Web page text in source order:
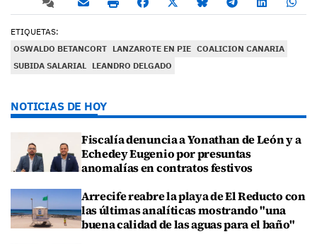
ETIQUETAS:
OSWALDO BETANCORT LANZAROTE EN PIE COALICION CANARIA
SUBIDA SALARIAL
LEANDRO DELGADO
NOTICIAS DE HOY
Fiscalía denuncia a Yonathan de León y a
Echedey Eugenio por presuntas
anomalías en contratos festivos
Arrecife reabre la playa de El Reducto con
las últimas analíticas mostrando "una
buena calidad de las aguas para el baño"